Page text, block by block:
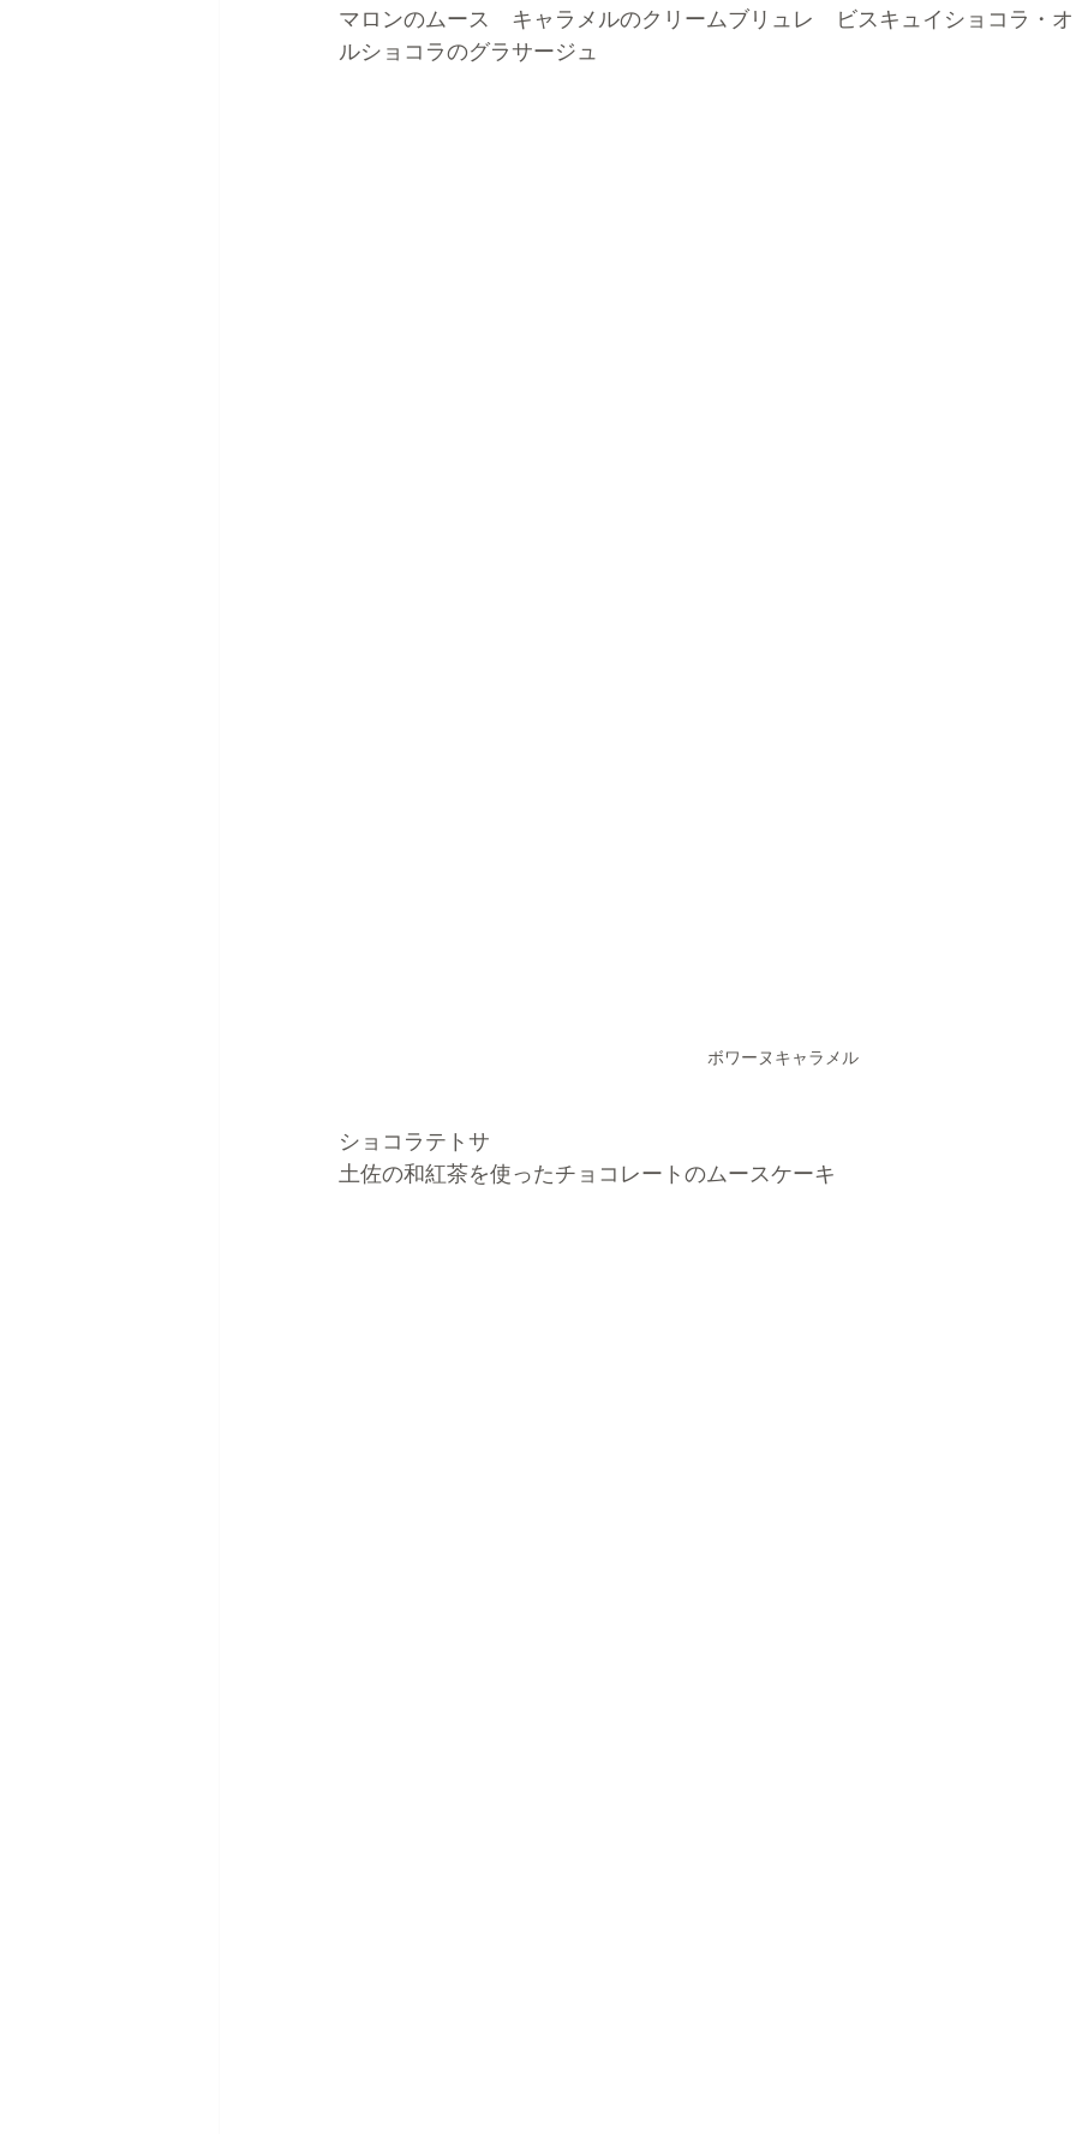
マロンのムース　キャラメルのクリームブリュレ　ビスキュイショコラ・
ルショコラのグラサージュ
ボワーヌキャラメル
ショコラテトサ
土佐の和紅茶を使ったチョコレートのムースケーキ